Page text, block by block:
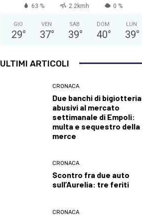
63 % 2.2kmh 0 %
GIO
29°
VEN
37°
SAB
39°
DOM
40°
LUN
39°
ULTIMI ARTICOLI
CRONACA
Due banchi di bigiotteria
abusivi al mercato
settimanale di Empoli:
multa e sequestro della
merce
CRONACA
Scontro fra due auto
sull’Aurelia: tre feriti
CRONACA